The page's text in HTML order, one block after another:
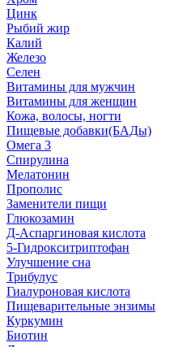
Цинк
Рыбий жир
Калий
Железо
Селен
Витамины для мужчин
Витамины для женщин
Кожа, волосы, ногти
Пищевые добавки(БАДы)
Омега 3
Спирулина
Мелатонин
Прополис
Заменители пищи
Глюкозамин
Д-Аспаргиновая кислота
5-Гидрокситриптофан
Улучшение сна
Трибулус
Гиалуроновая кислота
Пищеварительные энзимы
Куркумин
Биотин